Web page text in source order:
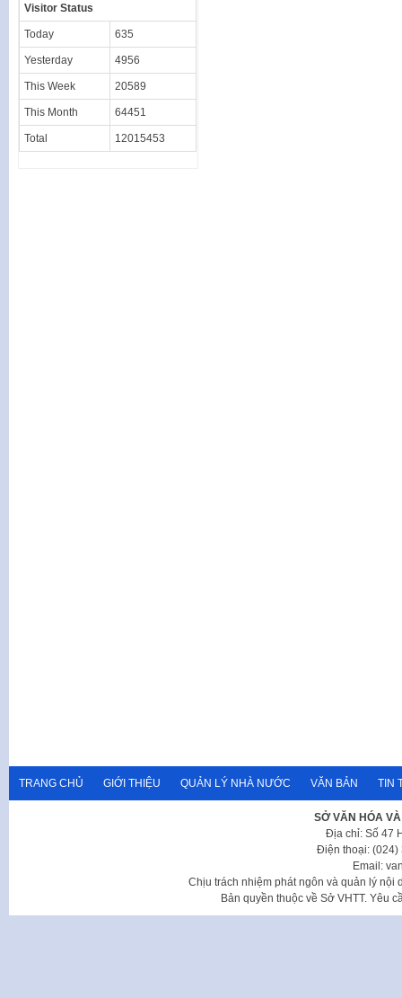
Visitor Status
Today 635
Yesterday 4956
This Week 20589
This Month 64451
Total 12015453
TRANG CHỦ GIỚI THIỆU QUẢN LÝ NHÀ NƯỚC VĂN BẢN TIN
SỞ VĂN HÓA
Địa chỉ: Số 47
Điện thoại: (024)
Email:
Chịu trách nhiệm phát ngôn và quản lý nội
Bản quyền thuộc về Sở VHTT. Yêu